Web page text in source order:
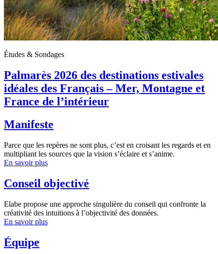
Études & Sondages
Palmarès 2026 des destinations estivales
idéales des Français – Mer, Montagne et
France de l’intérieur
Manifeste
Parce que les repères ne sont plus, c’est en croisant les regards et en
multipliant les sources que la vision s’éclaire et s’anime.
En savoir plus
Conseil objectivé
Elabe propose une approche singulière du conseil qui confronte la
créativité des intuitions à l’objectivité des données.
En savoir plus
Équipe